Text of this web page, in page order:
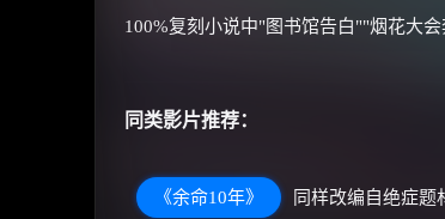
100%复刻小说中"图书馆告白""烟花大
同类影片推荐：
《余命10年》 同样改编自绝症题